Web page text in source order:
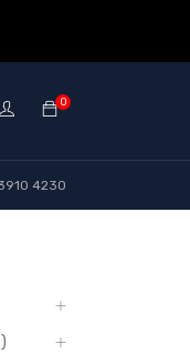
0
4230